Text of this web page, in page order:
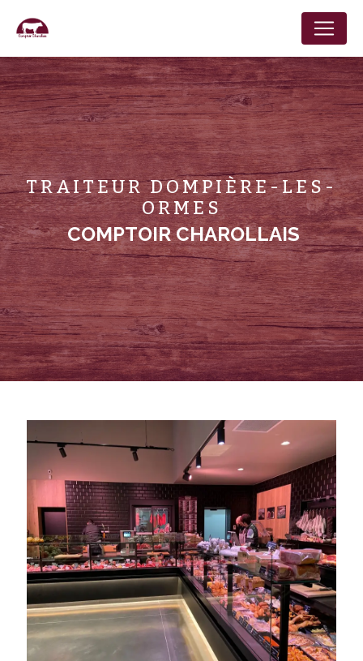
TRAITEUR DOMPIÈRE-LES-
ORMES
COMPTOIR CHAROLLAIS